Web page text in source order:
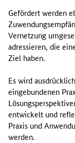
Gefördert werden
Vernetzung
adressieren, die
Ziel haben.
Es wird
eingebundenen
entwickelt und
Praxis und
werden.